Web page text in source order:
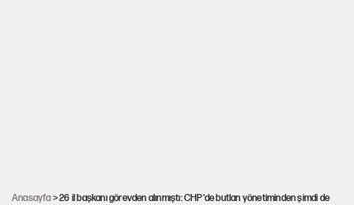
Anasayfa > 26 il başkanı görevden alınmıştı: CHP'de butlan yönetiminden şimdi de